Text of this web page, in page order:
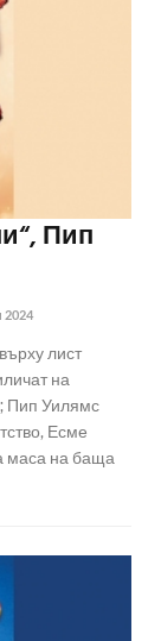
Пип
2024
лист
на
Пип Уилямс
Есме
маса на баща